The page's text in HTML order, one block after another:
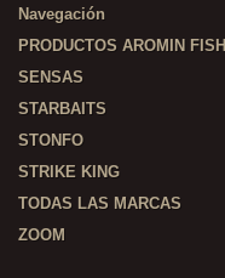
Navegación
PRODUCTOS AROMIN FISH
SENSAS
STARBAITS
STONFO
STRIKE KING
TODAS LAS MARCAS
ZOOM